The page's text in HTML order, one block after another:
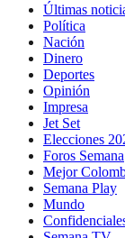
Últimas
Política
Nación
Dinero
Deportes
Opinión
Impresa
Jet Set
Elecciones
Foros Semana
Mejor
Semana Play
Mundo